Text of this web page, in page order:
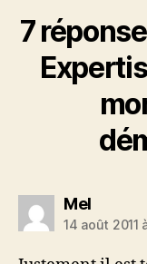
7
Meldit :
14 août 2011